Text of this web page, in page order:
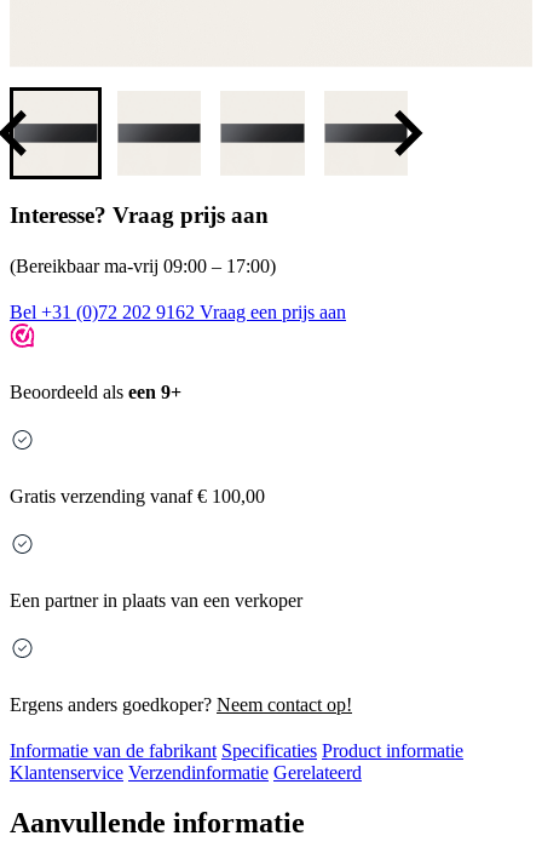
Interesse? Vraag prijs aan
(Bereikbaar ma-vrij 09:00 – 17:00)
Bel +31 (0)72 202 9162 Vraag een prijs aan
Beoordeeld als een 9+
Gratis verzending vanaf € 100,00
Een partner in plaats van een verkoper
Ergens anders goedkoper? Neem contact op!
Informatie van de fabrikant Specificaties Product informatie
Klantenservice Verzendinformatie Gerelateerd
Aanvullende informatie